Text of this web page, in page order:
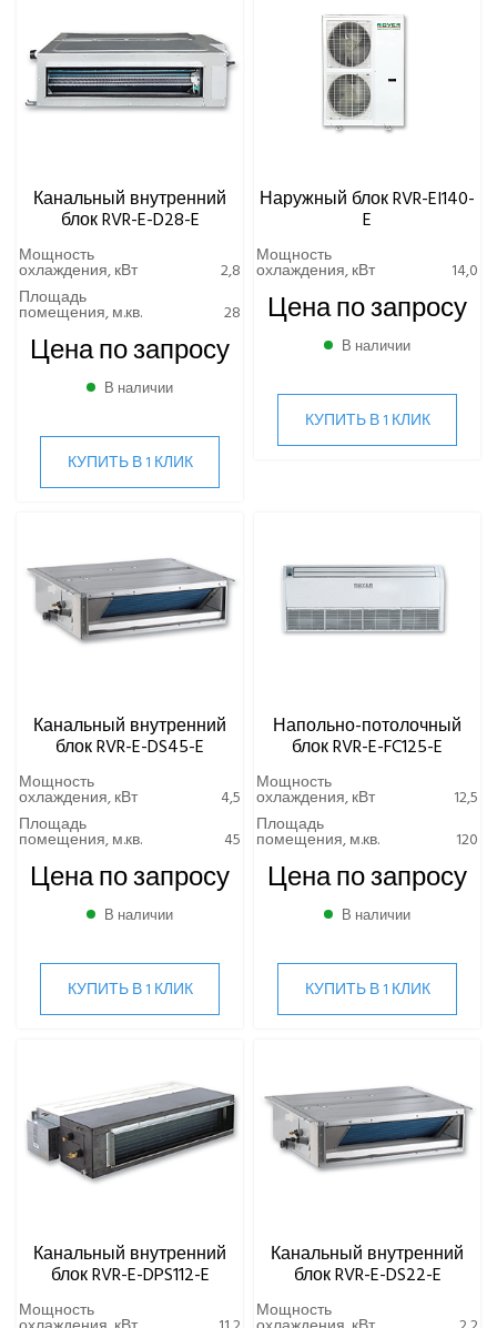
Канальный внутренний
блок RVR-E-D28-E
Мощность
охлаждения, кВт
2,8
Площадь
помещения, м.кв. 28
Цена по запросу
В наличии
КУПИТЬ В 1 КЛИК
Наружный блок RVR-EI140-
E
Мощность
охлаждения, кВт 14,0
Цена по запросу
В наличии
КУПИТЬ В 1 КЛИК
Канальный внутренний
блок RVR-E-DS45-E
Мощность
охлаждения, кВт
4,5
Площадь
помещения, м.кв. 45
Цена по запросу
В наличии
КУПИТЬ В 1 КЛИК
Напольно-потолочный
блок RVR-E-FC125-E
Мощность
охлаждения, кВт
12,5
Площадь
помещения, м.кв. 120
Цена по запросу
В наличии
КУПИТЬ В 1 КЛИК
Канальный внутренний
блок RVR-E-DPS112-E
Мощность
Канальный внутренний
блок RVR-E-DS22-E
Мощность